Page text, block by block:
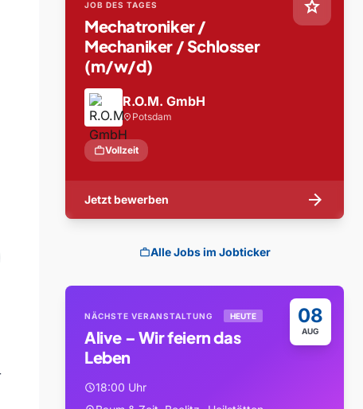
star
JOB DES TAGES
Mechatroniker /
Mechaniker / Schlosser
(m/w/d)
R.O.M. GmbH
location_on Potsdam
workVollzeit
Jetzt bewerben arrow_forward
workAlle Jobs im Jobticker
08
AUG
NÄCHSTE VERANSTALTUNG HEUTE
Alive – Wir feiern das
Leben
schedule18:00 Uhr